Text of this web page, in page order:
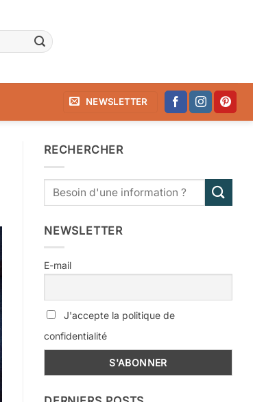
NEWSLETTER
RECHERCHER
NEWSLETTER
E-mail
J'accepte la politique de
confidentialité